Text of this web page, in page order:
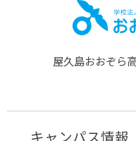
屋久島おおぞら
キャンパス情報